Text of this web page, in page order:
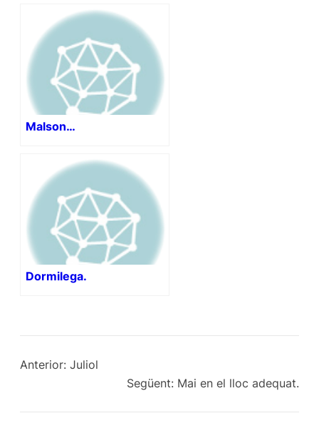
Malson…
Dormilega.
Anterior: Juliol
Següent: Mai en el lloc adequat.